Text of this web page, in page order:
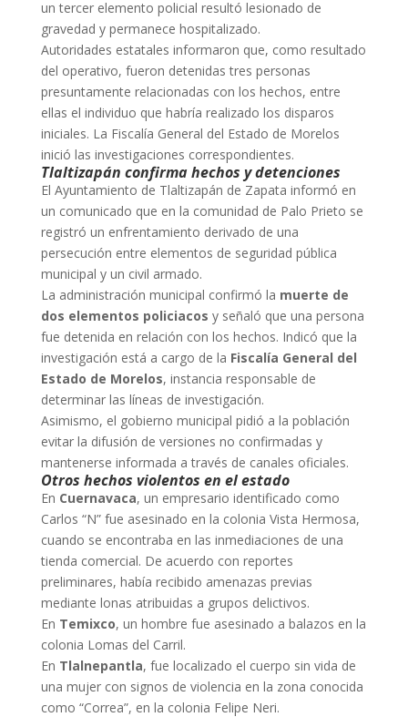
un tercer elemento policial resultó lesionado de
gravedad y permanece hospitalizado.
Autoridades estatales informaron que, como resultado
del operativo, fueron detenidas tres personas
presuntamente relacionadas con los hechos, entre
ellas el individuo que habría realizado los disparos
iniciales. La Fiscalía General del Estado de Morelos
inició las investigaciones correspondientes.
Tlaltizapán confirma hechos y detenciones
El Ayuntamiento de Tlaltizapán de Zapata informó en
un comunicado que en la comunidad de Palo Prieto se
registró un enfrentamiento derivado de una
persecución entre elementos de seguridad pública
municipal y un civil armado.
La administración municipal confirmó la muerte de
dos elementos policiacos y señaló que una persona
fue detenida en relación con los hechos. Indicó que la
investigación está a cargo de la Fiscalía General del
Estado de Morelos, instancia responsable de
determinar las líneas de investigación.
Asimismo, el gobierno municipal pidió a la población
evitar la difusión de versiones no confirmadas y
mantenerse informada a través de canales oficiales.
Otros hechos violentos en el estado
En Cuernavaca, un empresario identificado como
Carlos “N” fue asesinado en la colonia Vista Hermosa,
cuando se encontraba en las inmediaciones de una
tienda comercial. De acuerdo con reportes
preliminares, había recibido amenazas previas
mediante lonas atribuidas a grupos delictivos.
En Temixco, un hombre fue asesinado a balazos en la
colonia Lomas del Carril.
En Tlalnepantla, fue localizado el cuerpo sin vida de
una mujer con signos de violencia en la zona conocida
como “Correa”, en la colonia Felipe Neri.